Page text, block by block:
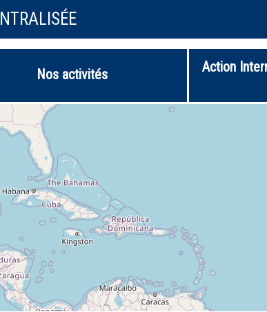
Nos activités
Action